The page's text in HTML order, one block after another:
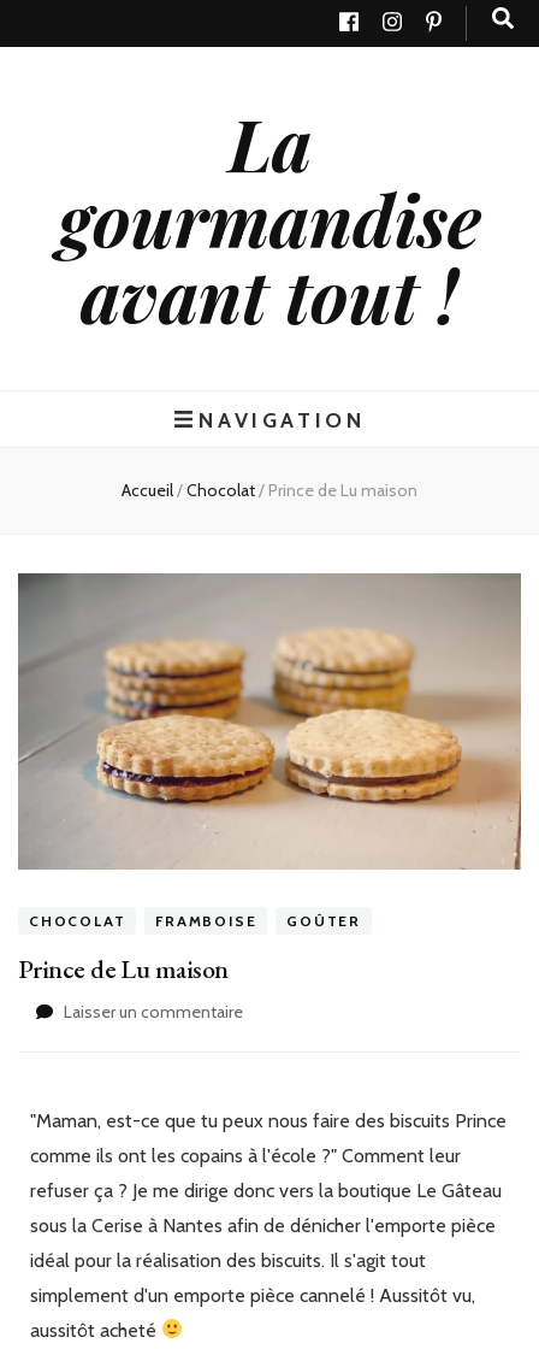
La
gourmandise
avant tout !
NAVIGATION
Accueil/Chocolat/ Prince de Lu maison
CHOCOLAT FRAMBOISE GOÛTER
Prince de Lu maison
Laisser un commentairesur
"Maman, est-ce que tu peux nous faire des biscuits Prince
comme ils ont les copains à l'école ?" Comment leur
refuser ça ? Je me dirige donc vers la boutique Le Gâteau
sous la Cerise à Nantes afin de dénicher l'emporte pièce
idéal pour la réalisation des biscuits. Il s'agit tout
simplement d'un emporte pièce cannelé ! Aussitôt vu,
aussitôt acheté